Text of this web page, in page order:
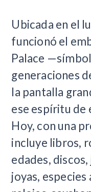
Ubicada en el
funcionó el
Palace
generaciones
la pantalla
ese espíritu de
Hoy, con una
incluye libros,
edades,
joyas,